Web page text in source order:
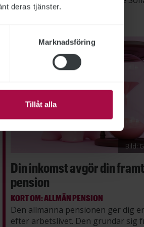
deras tjänster.
Marknadsföring
Tillåt alla
Bild:
Din inkomst avgör din
pension
KORT OM: ALLMÄN PENSION
Den allmänna pensionen ger dig
efter arbetslivet. Den grundar sig